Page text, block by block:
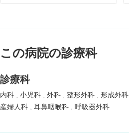
この病院の診療科
診療科
内科 小児科 外科 整形外科 形成外科
産婦人科
耳鼻咽喉科 呼吸器外科